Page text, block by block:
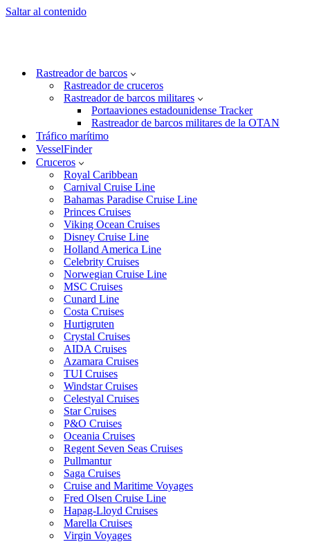
Saltar al contenido
Rastreador de barcos
Rastreador de cruceros
Rastreador de barcos militares
Portaaviones estadounidense Tracker
Rastreador de barcos militares de la OTAN
Tráfico marítimo
VesselFinder
Cruceros
Royal Caribbean
Carnival Cruise Line
Bahamas Paradise Cruise Line
Princes Cruises
Viking Ocean Cruises
Disney Cruise Line
Holland America Line
Celebrity Cruises
Norwegian Cruise Line
MSC Cruises
Cunard Line
Costa Cruises
Hurtigruten
Crystal Cruises
AIDA Cruises
Azamara Cruises
TUI Cruises
Windstar Cruises
Celestyal Cruises
Star Cruises
P&O Cruises
Oceania Cruises
Regent Seven Seas Cruises
Pullmantur
Saga Cruises
Cruise and Maritime Voyages
Fred Olsen Cruise Line
Hapag-Lloyd Cruises
Marella Cruises
Virgin Voyages